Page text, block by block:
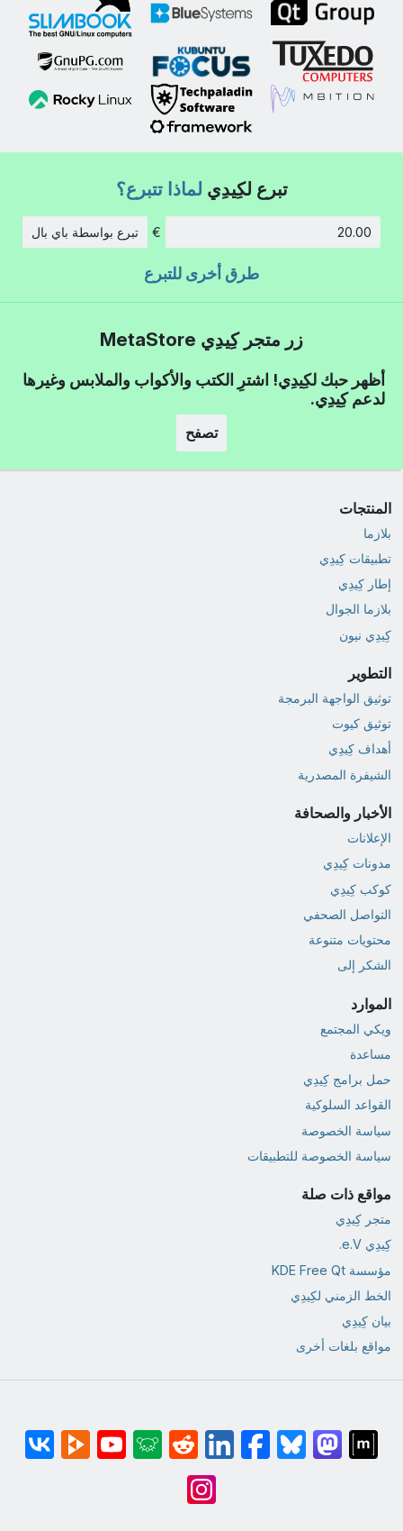
تبرع لكِيدِي لماذا تتبرع؟
€ تبرع بواسطة باي بال
طرق أخرى للتبرع
زر متجر كِيدِي MetaStore
أظهر حبك لكِيدِي! اشترِ الكتب والأكواب والملابس وغيرها
لدعم كِيدِي.
تصفح
المنتجات
بلازما
تطبيقات كِيدِي
إطار كِيدِي
بلازما الجوال
كِيدِي نيون
التطوير
توثيق الواجهة البرمجة
توثيق كيوت
أهداف كِيدِي
الشيفرة المصدرية
الأخبار والصحافة
الإعلانات
مدونات كِيدِي
كوكب كِيدِي
التواصل الصحفي
محتويات متنوعة
الشكر إلى
الموارد
ويكي المجتمع
مساعدة
حمل برامج كِيدِي
القواعد السلوكية
سياسة الخصوصة
سياسة الخصوصة للتطبيقات
مواقع ذات صلة
متجر كِيدِي
كِيدِي e.V.
مؤسسة KDE Free Qt
الخط الزمني لكِيدِي
بيان كِيدِي
مواقع بلغات أخرى